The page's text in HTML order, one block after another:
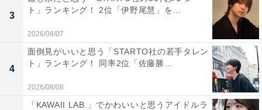
回答者からは「日吉大社境内に懸かる落差2mの小さな滝
で、静かな感じで行きたいです」（50代女性／広島
県）、「周囲の紅葉と合わせて美しい景観を楽しめるた
め。写真映えするスポットとしても魅力があります」
（30代女性／秋田県）、「秋は気候も良いので散策しな
がら滝を見たいから」（30代女性／石川県）といった声
3
ト」ランキング！ 2位「伊野尾慧」を...
2026/08/07
4
面倒見がいいと思う「STARTO社の若手タレン
ト」ランキング！ 同率2位「佐藤勝...
2026/08/08
「KAWAII LAB.」でかわいいと思うアイドルラ